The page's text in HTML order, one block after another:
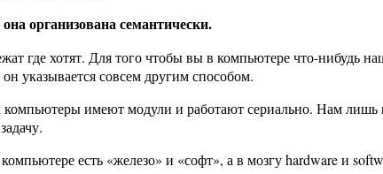
организована семантически.
где хотят. Для того чтобы вы в компьютере что-нибудь
указывается совсем другим способом.
имеют модули и работают сериально. Нам
есть «железо» и «софт», а в мозгу hardware и